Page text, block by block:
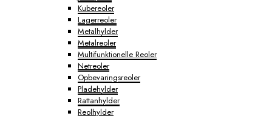
Kubereoler
Lagerreoler
Metalhylder
Metalreoler
Multifunktionelle Reoler
Netreoler
Opbevaringsreoler
Pladehylder
Rattanhylder
Reolhylder